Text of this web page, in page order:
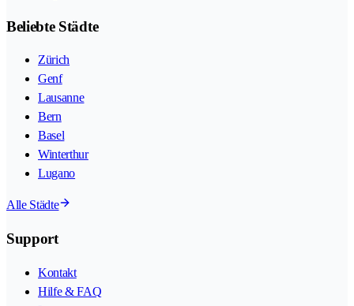
Beliebte Städte
Zürich
Genf
Lausanne
Bern
Basel
Winterthur
Lugano
Alle Städte
Support
Kontakt
Hilfe & FAQ